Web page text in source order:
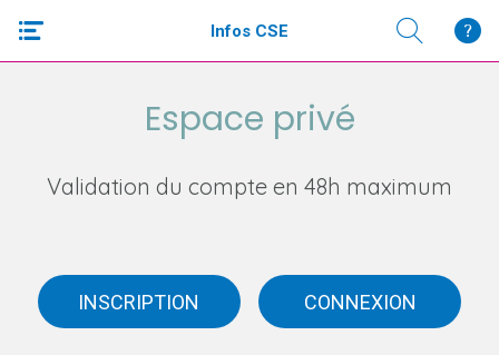
Infos CSE
Espace privé
Validation du compte en 48h maximum
INSCRIPTION CONNEXION